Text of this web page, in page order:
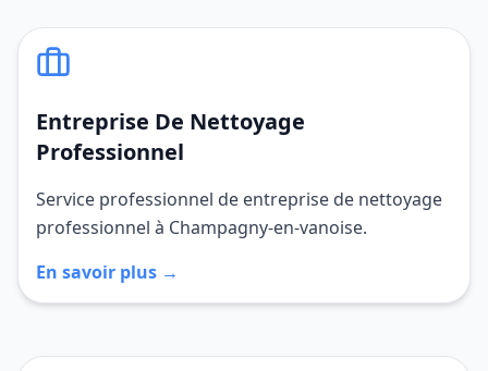
Entreprise De Nettoyage
Professionnel
Service professionnel de entreprise de nettoyage
professionnel à Champagny-en-vanoise.
En savoir plus →